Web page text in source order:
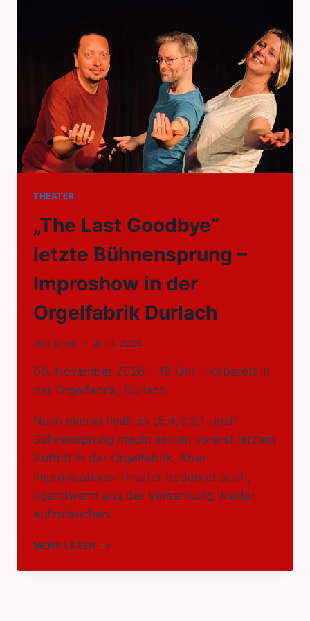
THEATER
„The Last Goodbye“
letzte Bühnensprung –
Improshow in der
Orgelfabrik Durlach
Von admin Juli 1, 2026
06. November 2026 – 19 Uhr – Kabarett in
der Orgelfabrik, Durlach
Noch einmal heißt es „5,4,3,2,1…los!“
Bühnensprung macht seinen vorerst letzten
Auftritt in der Orgelfabrik. Aber
Improvisations-Theater bedeutet auch,
irgendwann aus der Versenkung wieder
aufzutauchen.
MEHR LESEN „THE
GOODBYE“